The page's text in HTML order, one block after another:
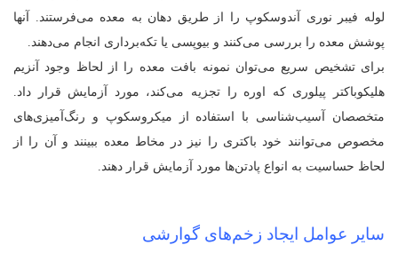
لوله فیبر نوری آندوسکوپ را از طریق دهان به معده می‌فرستند. آنها
پوشش معده را بررسی می‌کنند و بیوپسی یا تکه‌برداری انجام می‌دهند.
برای تشخیص سریع می‌توان نمونه بافت معده را از لحاظ وجود آنزیم
هلیکوباکتر پیلوری که اوره را تجزیه می‌کند، مورد آزمایش قرار داد.
متخصصان آسیب‌شناسی با استفاده از میکروسکوپ و رنگ‌آمیزی‌های
مخصوص می‌توانند خود باکتری را نیز در مخاط معده ببینند و آن را از
لحاظ حساسیت به انواع پادتن‌ها مورد آزمایش قرار دهند.
سایر عوامل ایجاد زخم‌های گوارشی